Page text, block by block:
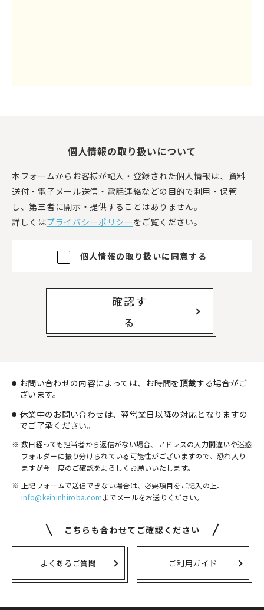
個人情報の取り扱いについて
本フォームからお客様が記入・登録された個人情報は、資料
送付・電子メール送信・電話連絡などの目的で利用・保管
し、第三者に開示・提供することはありません。
詳しくはプライバシーポリシーをご覧ください。
個人情報の取り扱いに同意する
確認す
る
お問い合わせの内容によっては、お時間を頂戴する場合がご
ざいます。
休業中のお問い合わせは、翌営業日以降の対応となりますの
でご了承ください。
数日経っても担当者から返信がない場合、アドレスの入力間違いや迷惑
フォルダーに振り分けられている可能性がございますので、恐れ入り
ますが今一度のご確認をよろしくお願いいたします。
上記フォームで送信できない場合は、必要項目をご記入の上、
info@keihinhiroba.comまでメールをお送りください。
こちらも合わせてご確認ください
よくあるご質問 ご利用ガイド